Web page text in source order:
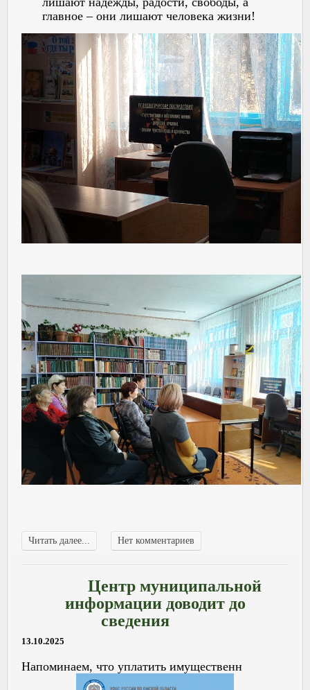
главное – они лишают человека жизни!
Читать далее... Нет комментариев
Центр муниципальной
информации доводит до
сведения
13.10.2025
Напоминаем, что уплатить имущественн